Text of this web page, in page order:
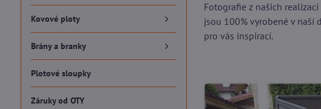
Fotografie z našich
jsou 100% vyrobené v naší
pro vás inspirací.
Kovové ploty
Brány a branky
Plotové sloupky
Záruky od OTY